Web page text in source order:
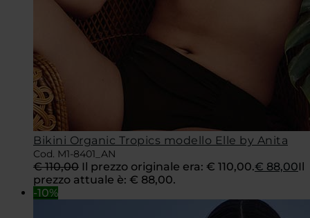
Bikini Organic Tropics modello Elle by Anita
Cod. M1-8401_AN
€110,00 Il prezzo originale era: € 110,00.€ 88,00Il
prezzo attuale è: € 88,00.
-10%